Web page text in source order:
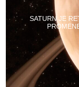
SATURN JE